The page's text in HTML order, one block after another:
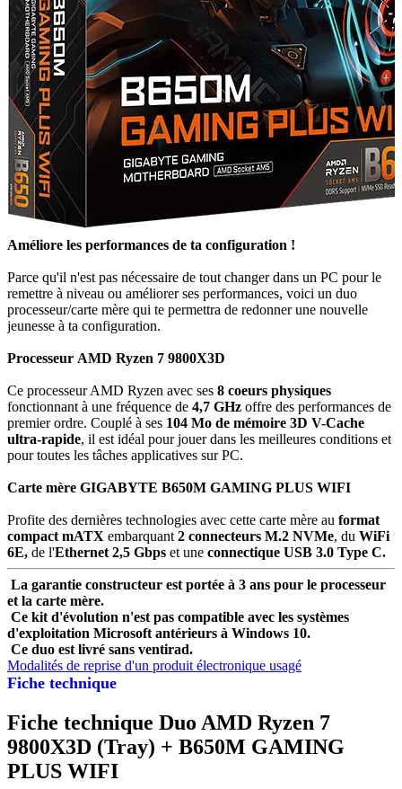
Fiche technique
Améliore les performances de ta configuration !
Parce qu'il n'est pas nécessaire de tout changer dans un PC pour le
remettre à niveau ou améliorer ses performances, voici un duo
processeur/carte mère qui te permettra de redonner une nouvelle
jeunesse à ta configuration.
Processeur AMD Ryzen 7 9800X3D
Ce processeur AMD Ryzen avec ses 8 coeurs physiques
fonctionnant à une fréquence de 4,7 GHz offre des performances de
premier ordre. Couplé à ses 104 Mo de mémoire 3D V-Cache
ultra-rapide, il est idéal pour jouer dans les meilleures conditions et
pour toutes les tâches applicatives sur PC.
Carte mère GIGABYTE B650M GAMING PLUS WIFI
Profite des dernières technologies avec cette carte mère au format
compact mATX embarquant 2 connecteurs M.2 NVMe, du WiFi
6E, de l'Ethernet 2,5 Gbps et une connectique USB 3.0 Type C.
La garantie constructeur est portée à 3 ans pour le processeur
et la carte mère.
Ce kit d'évolution n'est pas compatible avec les systèmes
d'exploitation Microsoft antérieurs à Windows 10.
Ce duo est livré sans ventirad.
Modalités de reprise d'un produit électronique usagé
Fiche technique Duo AMD Ryzen 7
9800X3D (Tray) + B650M GAMING
PLUS WIFI